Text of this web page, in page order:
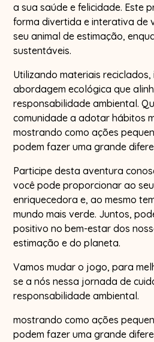
a sua saúde e felicidade. Este
forma divertida e interativa de
seu animal de estimação,
sustentáveis.
Utilizando materiais reciclados,
abordagem ecológica que
responsabilidade ambiental.
comunidade a adotar hábitos
mostrando como ações
podem fazer uma grande
Participe desta aventura
você pode proporcionar ao
enriquecedora e, ao mesmo
mundo mais verde. Juntos,
positivo no bem-estar dos
estimação e do planeta.
Vamos mudar o jogo, para
se a nós nessa jornada de
responsabilidade ambiental.
mostrando como ações
podem fazer uma grande